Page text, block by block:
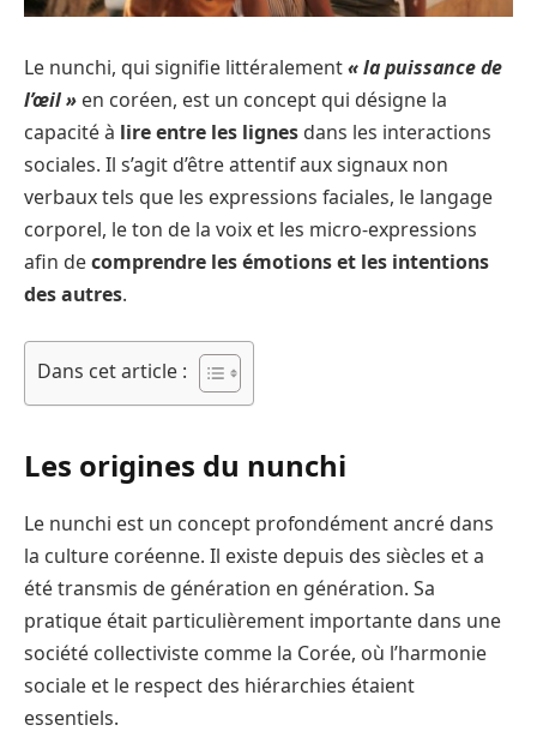
Le nunchi, qui signifie littéralement« la puissance de
l’œil » en coréen, est un concept qui désigne la
capacité à lire entre les lignes dans les interactions
sociales. Il s’agit d’être attentif aux signaux non
verbaux tels que les expressions faciales, le langage
corporel, le ton de la voix et les micro-expressions
afin decomprendre les émotions et les intentions
des autres.
Dans cet article :
Les origines du nunchi
Le nunchi est un concept profondément ancré dans
la culture coréenne. Il existe depuis des siècles et a
été transmis de génération en génération. Sa
pratique était particulièrement importante dans une
société collectiviste comme la Corée, où l’harmonie
sociale et le respect des hiérarchies étaient
essentiels.